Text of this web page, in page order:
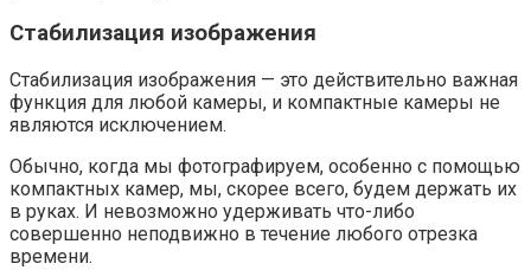
Стабилизация изображения
Стабилизация изображения — это действительно важная
функция для любой камеры, и компактные камеры не
являются исключением.
Обычно, когда мы фотографируем, особенно с помощью
компактных камер, мы, скорее всего, будем держать их
в руках. И невозможно удерживать что-либо
совершенно неподвижно в течение любого отрезка
времени.